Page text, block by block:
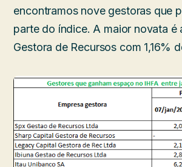
encontramos nove gestoras que
parte do índice. A maior novata é
Gestora de Recursos com 1,16%